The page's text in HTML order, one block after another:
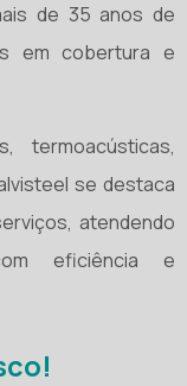
de 35 anos de
em cobertura e
termoacústicas,
se destaca
atendendo
eficiência e